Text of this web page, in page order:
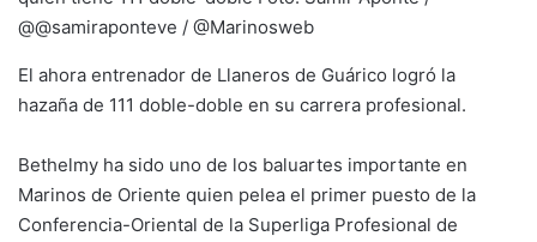
@@samiraponteve / @Marinosweb
El ahora entrenador de Llaneros de Guárico logró la
hazaña de 111 doble-doble en su carrera profesional.
Bethelmy ha sido uno de los baluartes importante en
Marinos de Oriente quien pelea el primer puesto de la
Conferencia-Oriental de la Superliga Profesional de